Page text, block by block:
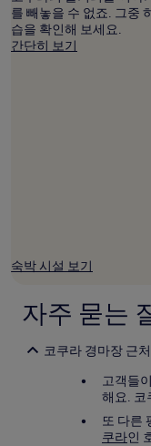
될
수
있
를 빼놓을 수 없죠. 그중
습을 확인해 보세요.
간단히 보기
숙박 시설 보기
자주 묻는
코쿠라 경마장 근
고객들이
해요. 코
또 다른
쿠라인